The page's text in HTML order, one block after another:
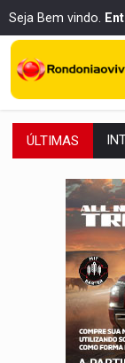
Seja Bem vindo.
ÚLTIMAS